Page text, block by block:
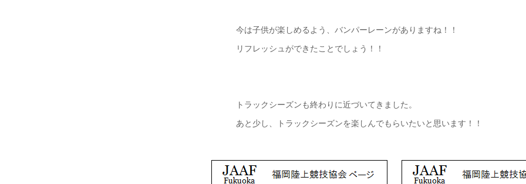
今は子供が楽しめるよう、バンパーレーンがありますね！！
リフレッシュができたことでしょう！！
トラックシーズンも終わりに近づいてきました。
あと少し、トラックシーズンを楽しんでもらいたいと思います！！